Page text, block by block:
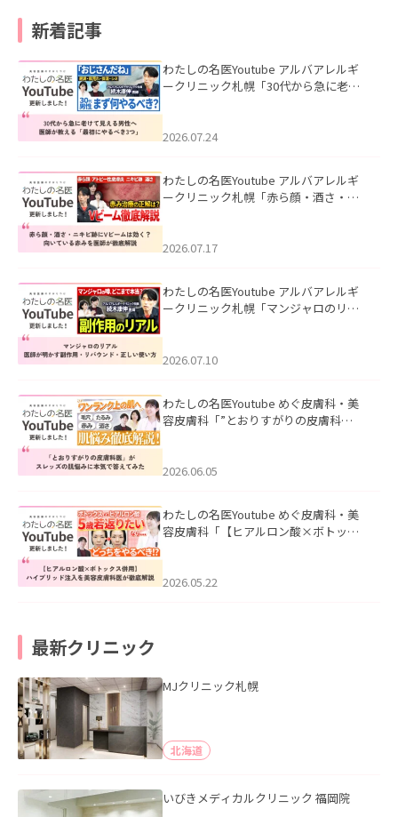
新着記事
わたしの名医Youtube アルバアレルギ
ークリニック札幌「30代から急に老け
た。
2026.07.24
わたしの名医Youtube アルバアレルギ
ークリニック札幌「赤ら顔・酒さ・ニ
した。
2026.07.17
わたしの名医Youtube アルバアレルギ
ークリニック札幌「マンジャロのリア
た。
2026.07.10
わたしの名医Youtube めぐ皮膚科・美
容皮膚科「”とおりすがりの皮膚科
2026.06.05
わたしの名医Youtube めぐ皮膚科・美
容皮膚科「【ヒアルロン酸×ボトック
た。
2026.05.22
最新クリニック
MJクリニック札幌
北海道
いびきメディカルクリニック 福岡院